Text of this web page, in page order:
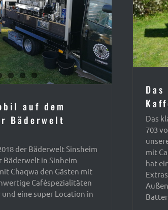
auf dem
Bäderwelt
der Bäderwelt Sinsheim
Bäderwelt in Sinheim
Chaqwa den Gästen mit
Caféspezialitäten
eine super Location in
Das
703
mit
hat